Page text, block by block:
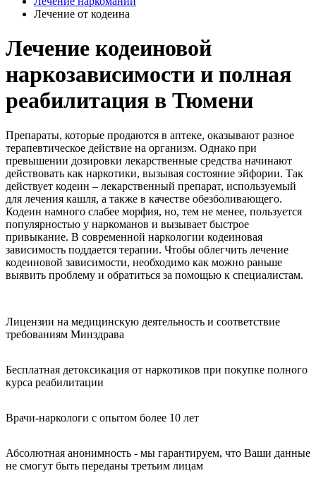
Лечение от кодеина
Лечение кодеиновой
наркозависимости и полная
реабилитация в Тюмени
Препараты, которые продаются в аптеке, оказывают разное
терапевтическое действие на организм. Однако при
превышении дозировки лекарственные средства начинают
действовать как наркотики, вызывая состояние эйфории. Так
действует кодеин – лекарственный препарат, используемый
для лечения кашля, а также в качестве обезболивающего.
Кодеин намного слабее морфия, но, тем не менее, пользуется
популярностью у наркоманов и вызывает быстрое
привыкание. В современной наркологии кодеиновая
зависимость поддается терапии. Чтобы облегчить лечение
кодеиновой зависимости, необходимо как можно раньше
выявить проблему и обратиться за помощью к специалистам.
Лицензии на медицинскую деятельность и соответствие
требованиям Минздрава
Бесплатная детоксикация от наркотиков при покупке полного
курса реабилитации
Врачи-наркологи с опытом более 10 лет
Абсолютная анонимность - мы гарантируем, что Ваши данные
не смогут быть переданы третьим лицам